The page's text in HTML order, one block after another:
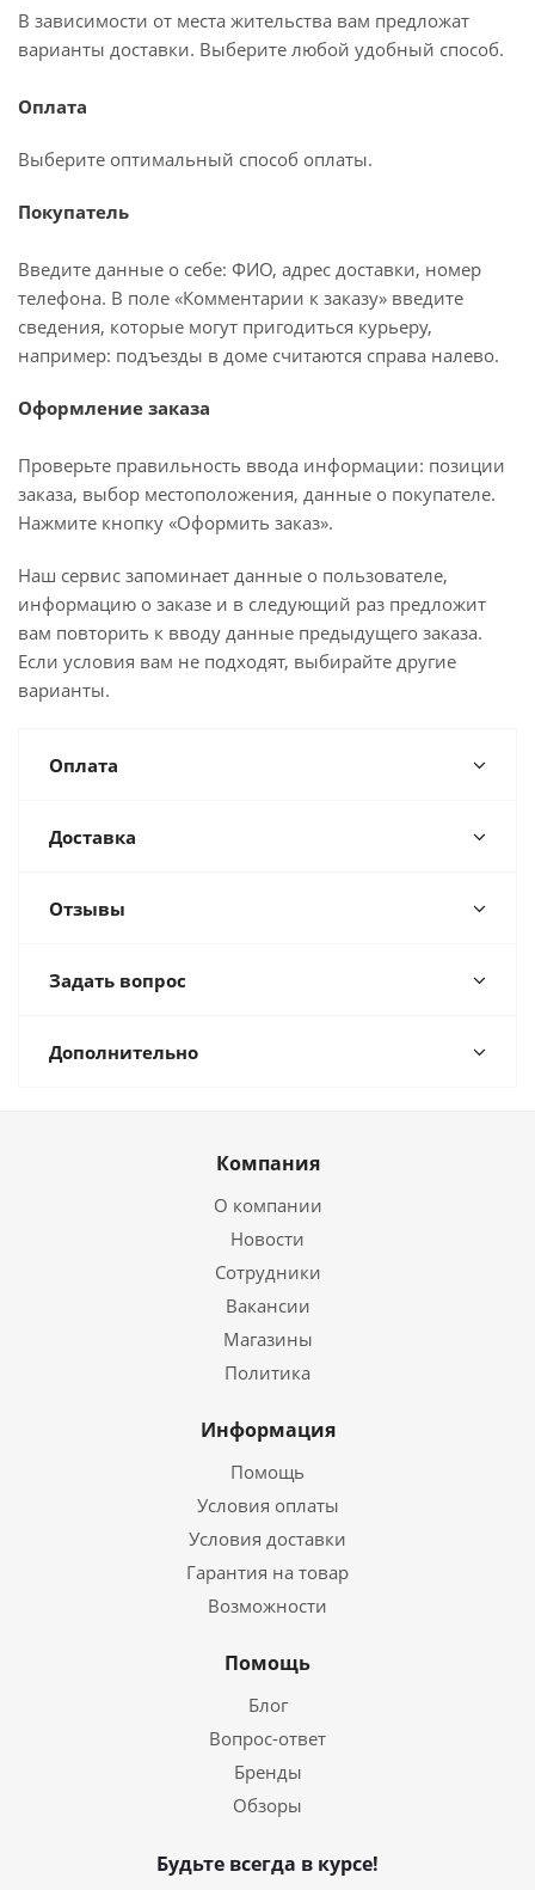
В зависимости от места жительства вам предложат
варианты доставки. Выберите любой удобный способ.
Оплата
Выберите оптимальный способ оплаты.
Покупатель
Введите данные о себе: ФИО, адрес доставки, номер
телефона. В поле «Комментарии к заказу» введите
сведения, которые могут пригодиться курьеру,
например: подъезды в доме считаются справа налево.
Оформление заказа
Проверьте правильность ввода информации: позиции
заказа, выбор местоположения, данные о покупателе.
Нажмите кнопку «Оформить заказ».
Наш сервис запоминает данные о пользователе,
информацию о заказе и в следующий раз предложит
вам повторить к вводу данные предыдущего заказа.
Если условия вам не подходят, выбирайте другие
варианты.
Оплата
Доставка
Отзывы
Задать вопрос
Дополнительно
Компания
О компании
Новости
Сотрудники
Вакансии
Магазины
Политика
Информация
Помощь
Условия оплаты
Условия доставки
Гарантия на товар
Возможности
Помощь
Блог
Вопрос-ответ
Бренды
Обзоры
Будьте всегда в курсе!